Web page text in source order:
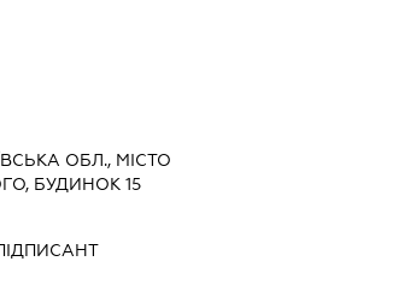
ОБЛ., МІСТО
БУДИНОК 15